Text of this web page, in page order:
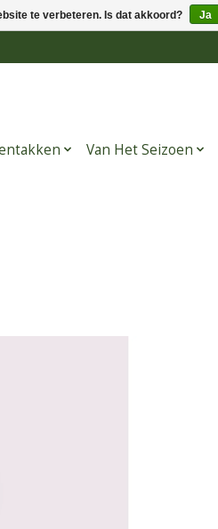
Van Het Seizoen
te verbeteren. Is dat akkoord? Ja